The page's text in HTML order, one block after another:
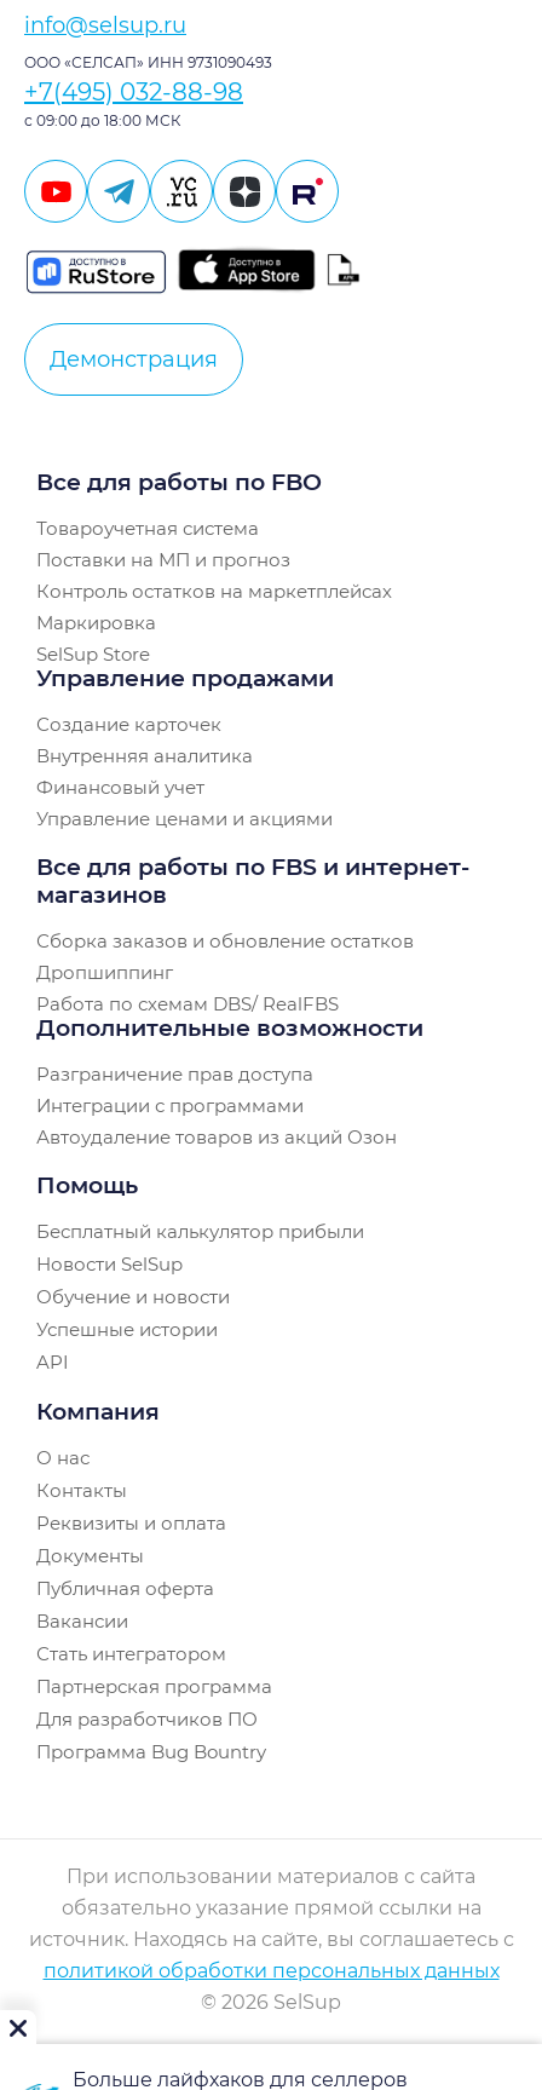
info@selsup.ru
ООО «СЕЛСАП» ИНН 9731090493
+7(495) 032-88-98
с 09:00 до 18:00 МСК
Демонстрация
Все для работы по FBO
Товароучетная система
Поставки на МП и прогноз
Контроль остатков на маркетплейсах
Маркировка
SelSup Store
Управление продажами
Создание карточек
Внутренняя аналитика
Финансовый учет
Управление ценами и акциями
Все для работы по FBS и интернет-
магазинов
Сборка заказов и обновление остатков
Дропшиппинг
Работа по схемам DBS/ RealFBS
Дополнительные возможности
Разграничение прав доступа
Интеграции с программами
Автоудаление товаров из акций Озон
Помощь
Бесплатный калькулятор прибыли
Новости SelSup
Обучение и новости
Успешные истории
API
Компания
О нас
Контакты
Реквизиты и оплата
Документы
Публичная оферта
Вакансии
Стать интегратором
Партнерская программа
Для разработчиков ПО
Программа Bug Bountry
При использовании материалов с сайта
обязательно указание прямой ссылки на
источник. Находясь на сайте, вы соглашаетесь с
политикой обработки персональных данных
© 2026 SelSup
Больше лайфхаков для селлеров